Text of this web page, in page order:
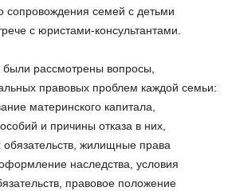
сопровождения семей с детьми
с юристами-консультантами.
рассмотрены вопросы,
правовых проблем каждой семьи:
материнского капитала,
и причины отказа в них,
жилищные права
наследства, условия
правовое положение